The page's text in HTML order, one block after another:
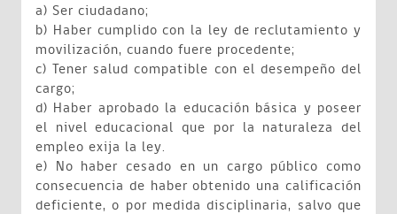
a) Ser ciudadano;
b) Haber cumplido con la ley de reclutamiento y
movilización, cuando fuere procedente;
c) Tener salud compatible con el desempeño del
cargo;
d) Haber aprobado la educación básica y poseer
el nivel educacional que por la naturaleza del
empleo exija la ley.
e) No haber cesado en un cargo público como
consecuencia de haber obtenido una calificación
deficiente, o por medida disciplinaria, salvo que